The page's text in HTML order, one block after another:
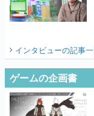
インタビューの記事
ゲームの企画書